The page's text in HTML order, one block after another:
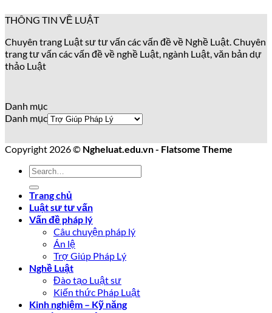
THÔNG TIN VỀ LUẬT
Chuyên trang Luật sư tư vấn các vấn đề về Nghề Luật. Chuyên
trang tư vấn các vấn đề về nghề Luật, ngành Luật, văn bản dự
thảo Luật
Danh mục
Danh mục
Copyright 2026 © Ngheluat.edu.vn - Flatsome Theme
Trang chủ
Luật sư tư vấn
Vấn đề pháp lý
Câu chuyện pháp lý
Án lệ
Trợ Giúp Pháp Lý
Nghề Luật
Đào tạo Luật sư
Kiến thức Pháp Luật
Kinh nghiệm – Kỹ năng